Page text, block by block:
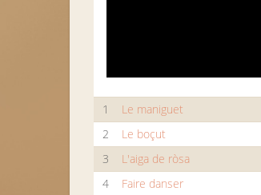
1 Le maniguet
2
Le boçut
3
L'aiga de ròsa
4
Faire danser